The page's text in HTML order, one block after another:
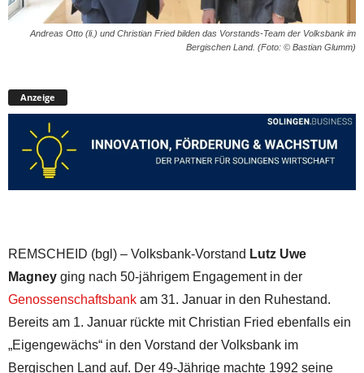
Andreas Otto (li.) und Christian Fried bilden das Vorstands-Team der Volksbank im
Bergischen Land. (Foto: © Bastian Glumm)
Anzeige
REMSCHEID (bgl) – Volksbank-Vorstand Lutz Uwe
Magney ging nach 50-jährigem Engagement in der
Genossenschaftsbank am 31. Januar in den Ruhestand.
Bereits am 1. Januar rückte mit Christian Fried ebenfalls ein
„Eigengewächs“ in den Vorstand der Volksbank im
Bergischen Land auf. Der 49-Jährige machte 1992 seine